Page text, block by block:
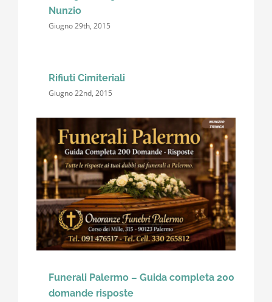
Nunzio
Giugno 29th, 2015
Rifiuti Cimiteriali
Giugno 22nd, 2015
Funerali Palermo – Guida completa 200
domande risposte